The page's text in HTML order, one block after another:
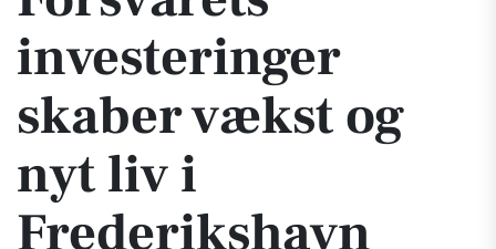
investeringer
skaber vækst og
nyt liv i
Frederikshavn